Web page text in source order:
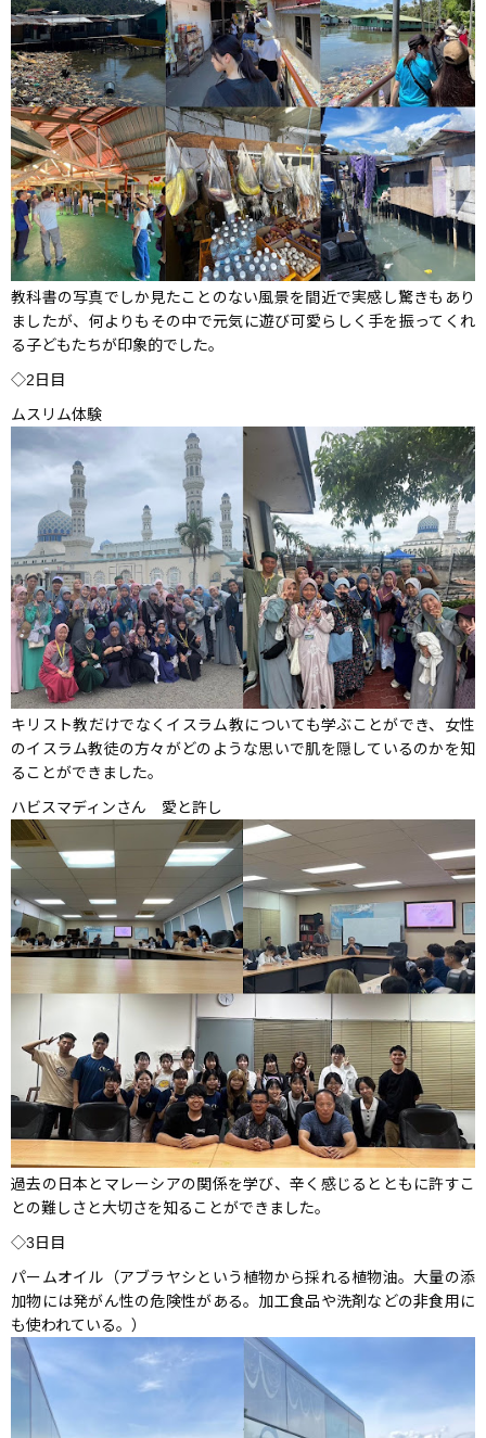
教科書の写真でしか見たことのない風景を間近で実感し驚きもあり
ましたが、何よりもその中で元気に遊び可愛らしく手を振ってくれ
る子どもたちが印象的でした。
◇2日目
ムスリム体験
キリスト教だけでなくイスラム教についても学ぶことができ、女性
のイスラム教徒の方々がどのような思いで肌を隠しているのかを知
ることができました。
ハビスマディンさん 愛と許し
過去の日本とマレーシアの関係を学び、辛く感じるとともに許すこ
との難しさと大切さを知ることができました。
◇3日目
パームオイル（アブラヤシという植物から採れる植物油。大量の添
加物には発がん性の危険性がある。 加工食品や洗剤などの非食用に
も使われている。）